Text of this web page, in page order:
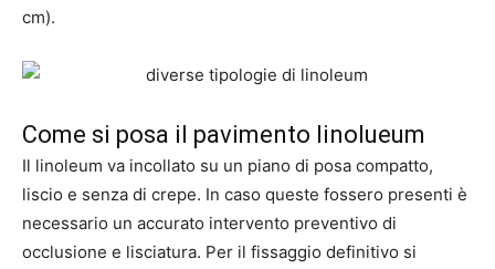
cm).
Come si posa il pavimento linolueum
Il linoleum va incollato su un piano di posa compatto,
liscio e senza di crepe. In caso queste fossero presenti è
necessario un accurato intervento preventivo di
occlusione e lisciatura. Per il fissaggio definitivo si